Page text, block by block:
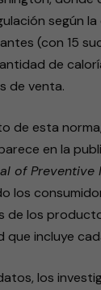
según la
(con 15
de
de venta.
de esta
en la
of Preventive
los
de los
que incluye
los